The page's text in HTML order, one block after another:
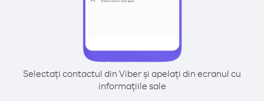
Selectați contactul din Viber și apelați din ecranul cu
informațiile sale